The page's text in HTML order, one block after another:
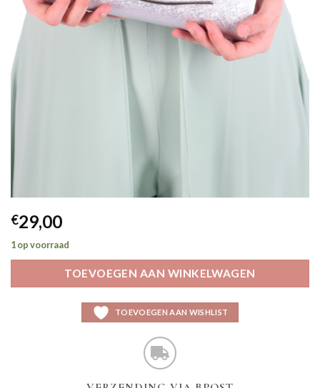
€29,00
1 op voorraad
TOEVOEGEN AAN WINKELWAGEN
TOEVOEGEN AAN WISHLIST